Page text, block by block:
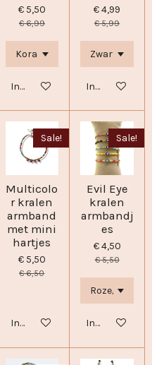
€ 5,50
€ 6,99
In winkelwagen
€ 4,99
€ 5,99
In
Sale!
Multicolo
r kralen
armband
met mini
hartjes
€ 5,50
€ 6,50
In winkelwagen
Sale!
Evil Eye
kralen
armbandj
es
€ 4,50
€ 5,50
In